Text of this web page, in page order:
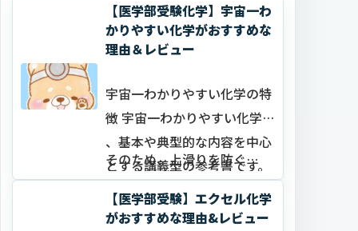
【医学部受験化学】宇宙一わ
かりやすい化学がおすすめな
理由＆レビュー
宇宙一わかりやすい化学の特
徴 宇宙一わかりやすい化学は
、基本や典型的な内容を中心
とする講義型の参考書です。
図やイラストが豊富でわかり
やすい解説であることが特徴
そのため、上滑りを防ぐ…
【医学部受験】エクセル化学
がおすすめな理由&レビュー